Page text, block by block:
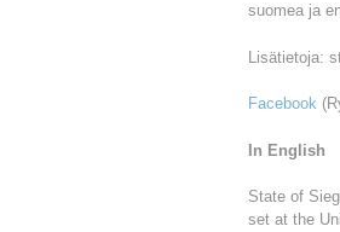
suomea ja
Lisätietoja:
Facebook
In English
State of
set at the